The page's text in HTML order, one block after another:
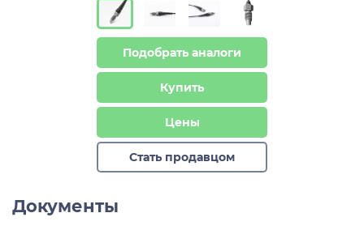
Подобрать аналоги
Купить
Цены
Стать продавцом
Документы